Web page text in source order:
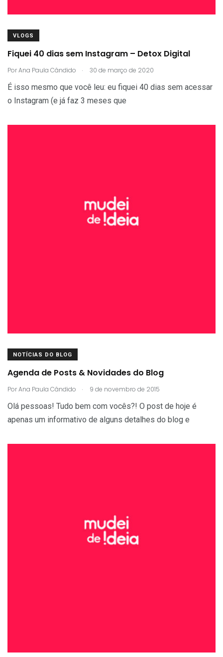
VLOGS
Fiquei 40 dias sem Instagram – Detox Digital
PorAna Paula Cândido . 30 de março de 2020
É isso mesmo que você leu: eu fiquei 40 dias sem acessar
o Instagram (e já faz 3 meses que
NOTÍCIAS DO BLOG
Agenda de Posts & Novidades do Blog
PorAna Paula Cândido . 9 de novembro de 2015
Olá pessoas! Tudo bem com vocês?! O post de hoje é
apenas um informativo de alguns detalhes do blog e